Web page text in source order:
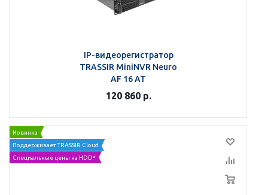
IP-видеорегистратор
TRASSIR MiniNVR Neuro
AF 16 AT
120 860р.
Новинка
Поддерживает TRASSIR Cloud
Специальные цены на HDD*